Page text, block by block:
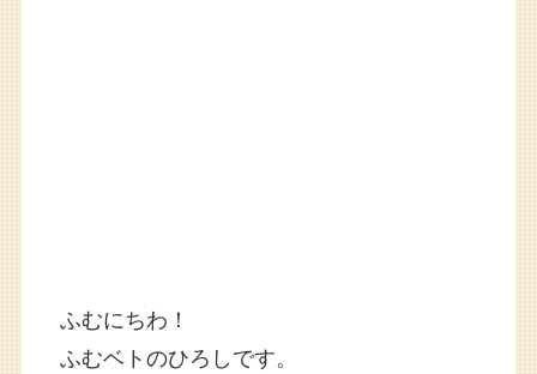
ふむにちわ！
ふむベトのひろしです。